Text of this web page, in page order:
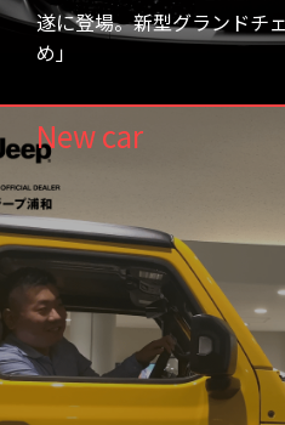
遂に登場。新型グランドチ
め」
New car